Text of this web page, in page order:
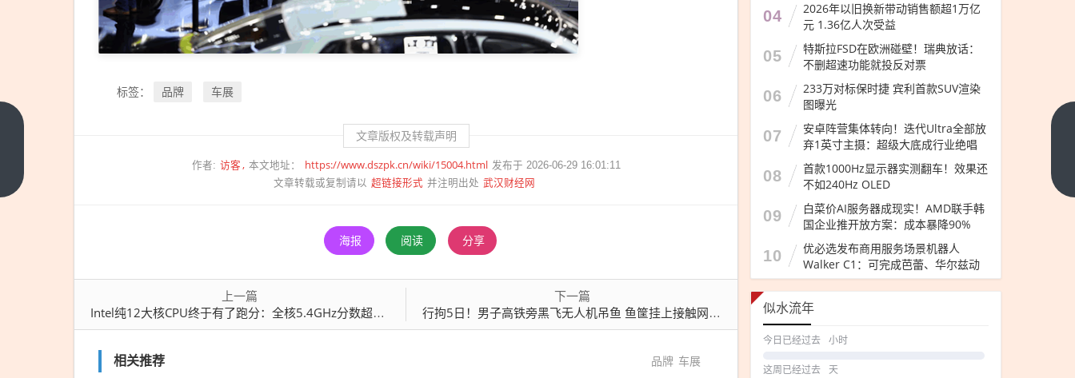
标签： 品牌 车展
文章版权及转载声明
作者: 访客 本文地址： https://www.dszpk.cn/wiki/15004.html 发布于 2026-06-29 16:01:11
文章转载或复制请以 超链接形式 并注明出处 武汉财经网
海报 阅读 分享
上一篇
Intel纯12大核CPU终于有了跑分：全核5.4GHz分数超9900X3D！
下一篇
行拘5日！男子高铁旁黑飞无人机吊鱼 鱼筐挂上接触网致列车降速
相关推荐 品牌 车展
04
2026年以旧换新带动销售额超1万亿
元 1.36亿人次受益
05
特斯拉FSD在欧洲碰壁！瑞典放话：
不删超速功能就投反对票
06
233万对标保时捷 宾利首款SUV渲染
图曝光
07
安卓阵营集体转向！迭代Ultra全部放
弃1英寸主摄：超级大底成行业绝唱
08
首款1000Hz显示器实测翻车！效果还
不如240Hz OLED
09
白菜价AI服务器成现实！AMD联手韩
国企业推开放方案：成本暴降90%
10
优必选发布商用服务场景机器人
Walker C1：可完成芭蕾、华尔兹动
作
似水流年
今日已经过去 小时
这周已经过去 天